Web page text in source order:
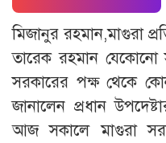
মিজানুর রহমান,মাগুরা
তারেক রহমান যেকোনো
সরকারের পক্ষ থেকে
জানালেন প্রধান
আজ সকালে মাগুরা